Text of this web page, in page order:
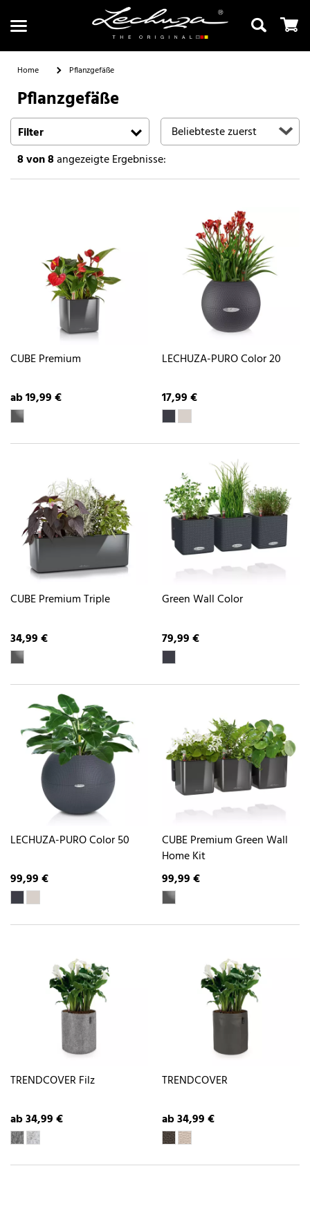
Suchen
Home Pflanzgefäße
Pflanzgefäße
Filter
8von 8angezeigte Ergebnisse:
CUBE Premium
ab 19,99 €
LECHUZA-PURO Color 20
17,99 €
CUBE Premium Triple
34,99 €
Green Wall Color
79,99 €
LECHUZA-PURO Color 50
99,99 €
CUBE Premium Green Wall
Home Kit
99,99 €
TRENDCOVER Filz
ab 34,99 €
TRENDCOVER
ab 34,99 €